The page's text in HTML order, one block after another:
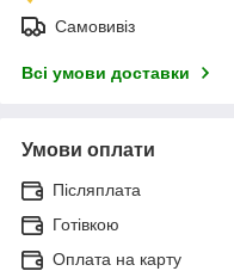
Самовивіз
Всі умови доставки
Умови оплати
Післяплата
Готівкою
Оплата на карту